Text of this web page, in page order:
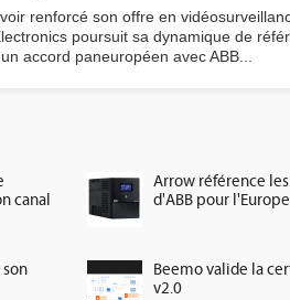
renforcé son offre en
poursuit sa dynamique de
accord paneuropéen avec ABB...
canal
Arrow référence
d'ABB pour l'Europe
Beemo valide la
v2.0